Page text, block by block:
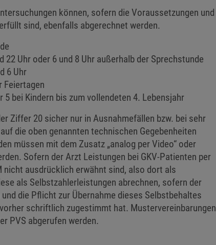
können, sofern die Voraussetzungen und
sind, ebenfalls abgerechnet werden.
22 Uhr oder 6 und 8 Uhr außerhalb der Sprechstunde
6 Uhr
Feiertagen
bei Kindern bis zum vollendeten 4. Lebensjahr
Ziffer 20 sicher nur in Ausnahmefällen bzw. bei sehr
die oben genannten technischen Gegebenheiten
müssen mit dem Zusatz „analog per Video“ oder
Sofern der Arzt Leistungen bei GKV-Patienten per
nicht ausdrücklich erwähnt sind, also dort als
als Selbstzahlerleistungen abrechnen, sofern der
die Pflicht zur Übernahme dieses Selbstbehaltes
schriftlich zugestimmt hat. Mustervereinbarungen
PVS abgerufen werden.